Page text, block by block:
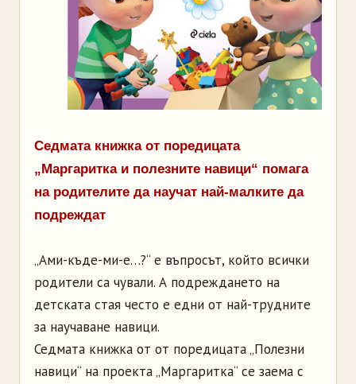
Седмата книжка от поредицата
„Маргаритка и полезните навици“ помага
на родителите да научат най-малките да
подреждат
„Ами-къде-ми-е…?“ е въпросът, който всички
родители са чували. А подреждането на
детската стая често е едни от най-трудните
за научаване навици.
Седмата книжка от от поредицата „Полезни
навици“ на проекта „Маргаритка“ се заема с